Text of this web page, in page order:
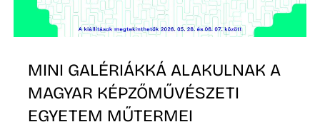
MINI GALÉRIÁKKÁ ALAKULNAK A
MAGYAR KÉPZŐMŰVÉSZETI
EGYETEM MŰTERMEI